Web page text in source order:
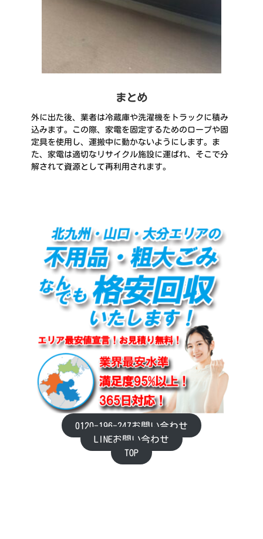
まとめ
外に出た後、業者は冷蔵庫や洗濯機をトラックに積み
込みます。この際、家電を固定するためのロープや固
定具を使用し、運搬中に動かないようにします。ま
た、家電は適切なリサイクル施設に運ばれ、そこで分
解されて資源として再利用されます。
0120-196-247お問い合わせ
LINEお問い合わせ
TOP